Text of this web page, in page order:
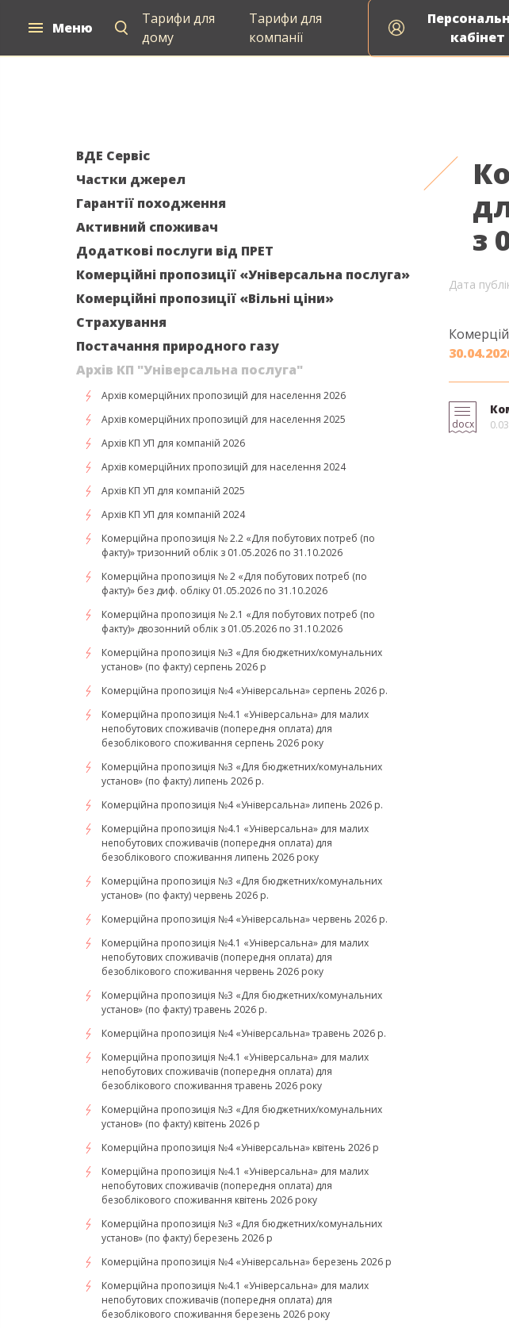
Меню
Тарифи для
дому
Тарифи для
компанії
кабінет
Для дому Для компаній Постачання природного газу
ВДЕ Сервіс
Частки джерел
Гарантії походження
Активний споживач
Додаткові послуги від ПРЕТ
Комерційні пропозиції «Універсальна послуга»
Комерційні пропозиції «Вільні ціни»
Страхування
Постачання природного газу
Архів КП "Універсальна послуга"
Архів комерційних пропозицій для населення 2026
Архів комерційних пропозицій для населення 2025
Архів КП УП для компаній 2026
Архів комерційних пропозицій для населення 2024
Архів КП УП для компаній 2025
Архів КП УП для компаній 2024
Комерційна пропозиція № 2.2 «Для побутових потреб (по
факту)» тризонний облік з 01.05.2026 по 31.10.2026
Комерційна пропозиція № 2 «Для побутових потреб (по
факту)» без диф. обліку 01.05.2026 по 31.10.2026
Комерційна пропозиція № 2.1 «Для побутових потреб (по
факту)» двозонний облік з 01.05.2026 по 31.10.2026
Комерційна пропозиція №3 «Для бюджетних/комунальних
установ» (по факту) серпень 2026 р
Комерційна пропозиція №4 «Універсальна» серпень 2026 р.
Комерційна пропозиція №4.1 «Універсальна» для малих
непобутових споживачів (попередня оплата) для
безоблікового споживання серпень 2026 року
Комерційна пропозиція №3 «Для бюджетних/комунальних
установ» (по факту) липень 2026 р.
Комерційна пропозиція №4 «Універсальна» липень 2026 р.
Комерційна пропозиція №4.1 «Універсальна» для малих
непобутових споживачів (попередня оплата) для
безоблікового споживання липень 2026 року
Комерційна пропозиція №3 «Для бюджетних/комунальних
установ» (по факту) червень 2026 р.
Комерційна пропозиція №4 «Універсальна» червень 2026 р.
Комерційна пропозиція №4.1 «Універсальна» для малих
непобутових споживачів (попередня оплата) для
безоблікового споживання червень 2026 року
Комерційна пропозиція №3 «Для бюджетних/комунальних
установ» (по факту) травень 2026 р.
Комерційна пропозиція №4 «Універсальна» травень 2026 р.
Комерційна пропозиція №4.1 «Універсальна» для малих
непобутових споживачів (попередня оплата) для
безоблікового споживання травень 2026 року
Комерційна пропозиція №3 «Для бюджетних/комунальних
установ» (по факту) квітень 2026 р
Комерційна пропозиція №4 «Універсальна» квітень 2026 р
Комерційна пропозиція №4.1 «Універсальна» для малих
непобутових споживачів (попередня оплата) для
безоблікового споживання квітень 2026 року
Комерційна пропозиція №3 «Для бюджетних/комунальних
установ» (по факту) березень 2026 р
Комерційна пропозиція №4 «Універсальна» березень 2026 р
Комерційна пропозиція №4.1 «Універсальна» для малих
непобутових споживачів (попередня оплата) для
безоблікового споживання березень 2026 року
з
Дата
docx